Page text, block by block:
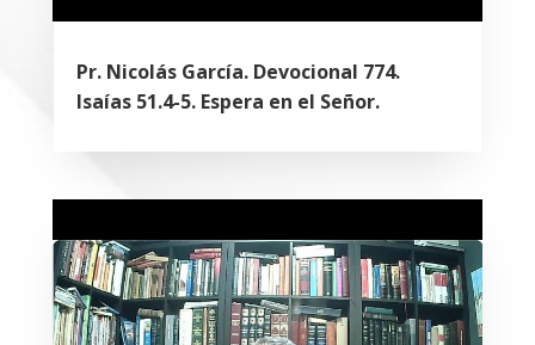
Pr. Nicolás García. Devocional 774.
Isaías 51.4-5. Espera en el Señor.